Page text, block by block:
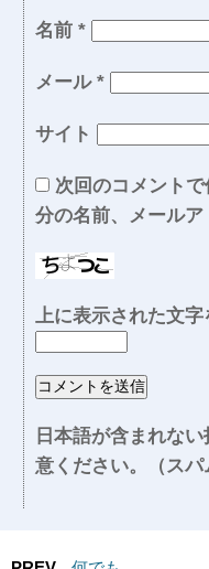
名前 *
メール *
サイト
次回のコメント
分の名前、メールア
上に表示された文字
日本語が含まれな
意ください。（スパ